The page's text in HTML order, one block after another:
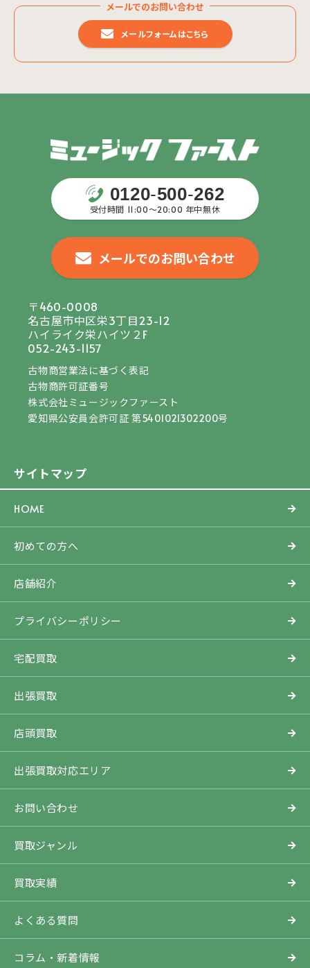
メールでのお問い合わせ
メールフォームはこちら
サイトマップ
HOME
初めての方へ
店舗紹介
プライバシーポリシー
宅配買取
出張買取
店頭買取
出張買取対応エリア
お問い合わせ
買取ジャンル
買取実績
よくある質問
コラム・新着情報
0120-500-262
受付時間 11:00〜20:00 年中無休
メールでのお問い合わせ
〒460-0008
名古屋市中区栄3丁目23-12
ハイライク栄ハイツ２F
052-243-1157
古物商営業法に基づく表記
古物商許可証番号
株式会社ミュージックファースト
愛知県公安員会許可証 第5401021302200号